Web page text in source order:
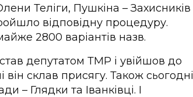
Теліги, Пушкіна – Захисників
відповідну процедуру.
2800 варіантів назв.
депутатом ТМР і увійшов до
він склав присягу. Також сьогодні
– Глядки та Іванківці. І